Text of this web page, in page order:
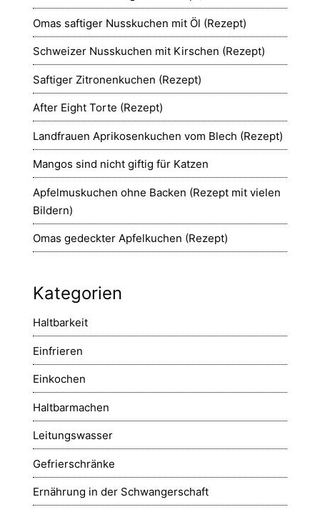
Omas saftiger Nusskuchen mit Öl (Rezept)
Schweizer Nusskuchen mit Kirschen (Rezept)
Saftiger Zitronenkuchen (Rezept)
After Eight Torte (Rezept)
Landfrauen Aprikosenkuchen vom Blech (Rezept)
Mangos sind nicht giftig für Katzen
Apfelmuskuchen ohne Backen (Rezept mit vielen
Bildern)
Omas gedeckter Apfelkuchen (Rezept)
Kategorien
Haltbarkeit
Einfrieren
Einkochen
Haltbarmachen
Leitungswasser
Gefrierschränke
Ernährung in der Schwangerschaft